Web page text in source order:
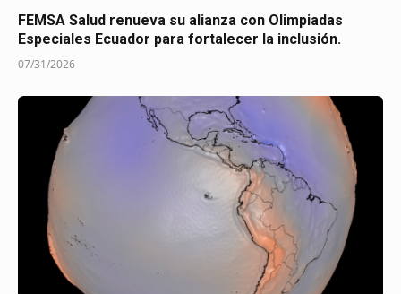
FEMSA Salud renueva su alianza con Olimpiadas
Especiales Ecuador para fortalecer la inclusión.
07/31/2026